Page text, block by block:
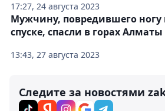
17:27, 24 августа 2023
13:43, 27 августа 2023
Мужчину, повредившего ногу
спуске, спасли в горах Алматы
Следите за новостями